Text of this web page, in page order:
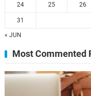
24 25 26
31
« JUN
Most Commented